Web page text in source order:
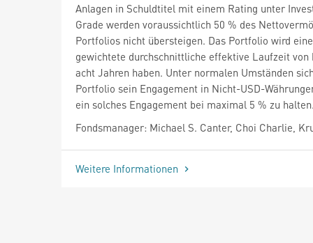
Anlagen in Schuldtitel mit einem Rating unter
Grade werden voraussichtlich 50 % des
Portfolios nicht übersteigen. Das Portfolio wird eine
gewichtete durchschnittliche effektive Laufzeit von
acht Jahren haben. Unter normalen Umständen
Portfolio sein Engagement in Nicht-USD-
ein solches Engagement bei maximal 5 % zu
Fondsmanager: Michael S. Canter, Choi Charlie,
Weitere Informationen